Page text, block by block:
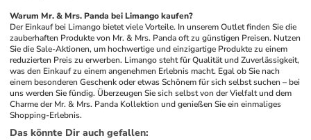
Warum Mr. & Mrs. Panda bei Limango kaufen?
Der Einkauf bei Limango bietet viele Vorteile. In unserem Outlet finden Sie die
zauberhaften Produkte von Mr. & Mrs. Panda oft zu günstigen Preisen. Nutzen
Sie die Sale-Aktionen, um hochwertige und einzigartige Produkte zu einem
reduzierten Preis zu erwerben. Limango steht für Qualität und Zuverlässigkeit,
was den Einkauf zu einem angenehmen Erlebnis macht. Egal ob Sie nach
einem besonderen Geschenk oder etwas Schönem für sich selbst suchen – bei
uns werden Sie fündig. Überzeugen Sie sich selbst von der Vielfalt und dem
Charme der Mr. & Mrs. Panda Kollektion und genießen Sie ein einmaliges
Shopping-Erlebnis.
Das könnte Dir auch gefallen: